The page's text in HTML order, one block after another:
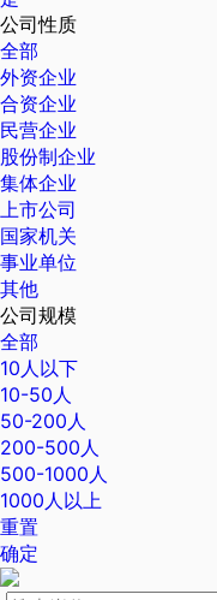
公司性质
全部
外资企业
合资企业
民营企业
股份制企业
集体企业
上市公司
国家机关
事业单位
其他
公司规模
全部
10人以下
10-50人
50-200人
200-500人
500-1000人
1000人以上
重置
确定